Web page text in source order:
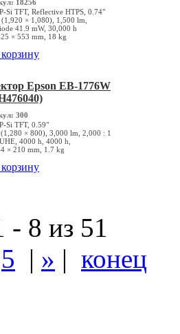
18256
Si TFT, Reflective HTPS, 0.74"
× 1,080), 1,500 lm,
41.9 mW, 30,000 h
× 553 mm, 18 kg
Epson EB-1776W
300
Si TFT, 0.59"
× 800), 3,000 lm, 2,000 : 1
4000 h, 4000 h,
× 210 mm, 1.7 kg
- 8 из 51
5 | » | конец